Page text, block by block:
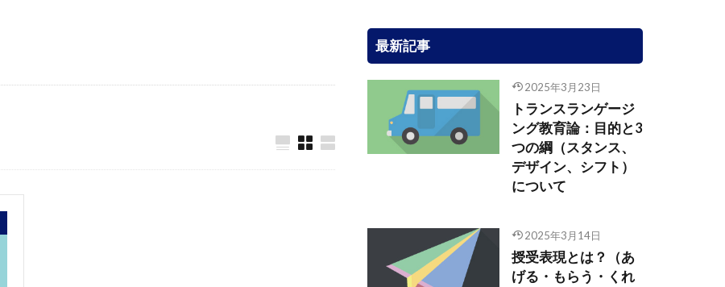
最新記事
2025年3月23日
トランスランゲージ
ング教育論：目的と3
つの綱（スタンス、
デザイン、シフト）
について
2025年3月14日
授受表現とは？（あ
げる・もらう・くれ